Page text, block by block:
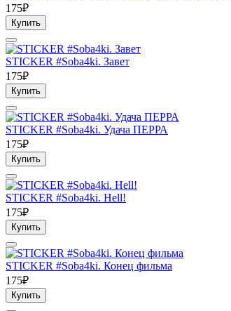
175₽
Купить
STICKER #Soba4ki. Завет
175₽
Купить
STICKER #Soba4ki. Удача ПЕРРА
175₽
Купить
STICKER #Soba4ki. Hell!
175₽
Купить
STICKER #Soba4ki. Конец фильма
175₽
Купить